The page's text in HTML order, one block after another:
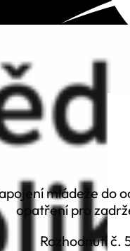
mládeže do
opatření pro
Rozhodnutí